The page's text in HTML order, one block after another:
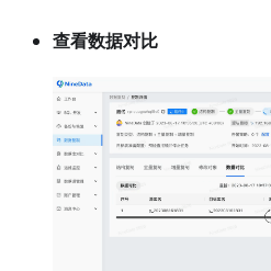
查看数据对比